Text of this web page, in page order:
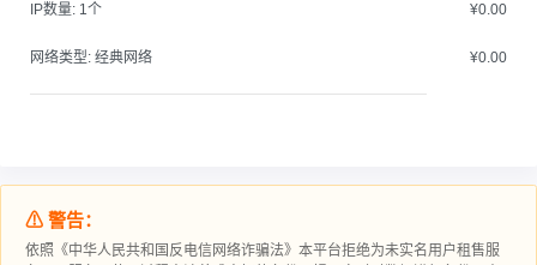
IP数量: 1个 ¥0.00
网络类型: 经典网络 ¥0.00
⚠ 警告：
依照《中华人民共和国反电信网络诈骗法》本平台拒绝为未实名用户租售服